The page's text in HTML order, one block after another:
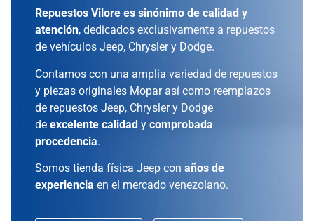
Repuestos Vilore es sinónimo de calidad y
atención, dedicados exclusivamente a repuestos
de vehículos Jeep, Chrysler y Dodge.
Contamos con una amplia variedad de repuestos
y piezas originales Mopar así como reemplazos
de repuestos Jeep, Chrysler y Dodge
de excelente calidad y comprobada
procedencia.
Somos tienda física Jeep con años de
experiencia en el mercado venezolano.